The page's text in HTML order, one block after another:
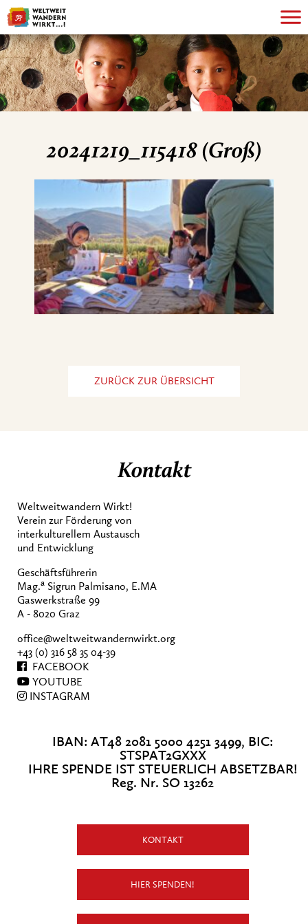
20241219_115418 (Groß)
ZURÜCK ZUR ÜBERSICHT
Kontakt
Weltweitwandern Wirkt!
Verein zur Förderung von
interkulturellem Austausch
und Entwicklung
Geschäftsführerin
Mag.a Sigrun Palmisano, E.MA
Gaswerkstraße 99
A - 8020 Graz
office@weltweitwandernwirkt.org
+43 (0) 316 58 35 04-39
FACEBOOK
YOUTUBE
INSTAGRAM
IBAN: AT48 2081 5000 4251 3499, BIC:
STSPAT2GXXX
IHRE SPENDE IST STEUERLICH ABSETZBAR!
Reg. Nr. SO 13262
KONTAKT
HIER SPENDEN!